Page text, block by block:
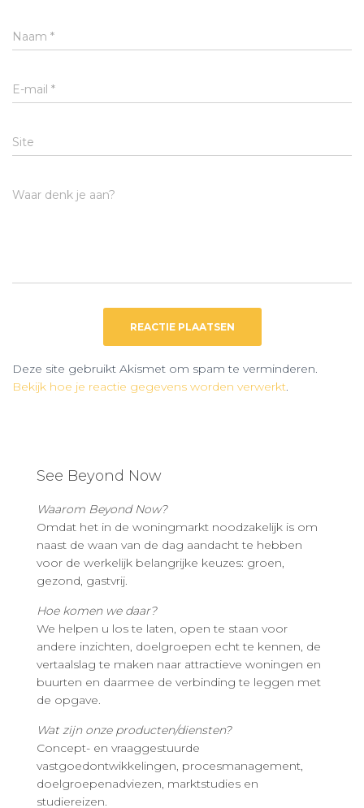
Naam *
E-mail *
Site
Waar denk je aan?
Deze site gebruikt Akismet om spam te verminderen.
Bekijk hoe je reactie gegevens worden verwerkt.
See Beyond Now
Waarom Beyond Now?
Omdat het in de woningmarkt noodzakelijk is om
naast de waan van de dag aandacht te hebben
voor de werkelijk belangrijke keuzes: groen,
gezond, gastvrij.
Hoe komen we daar?
We helpen u los te laten, open te staan voor
andere inzichten, doelgroepen echt te kennen, de
vertaalslag te maken naar attractieve woningen en
buurten en daarmee de verbinding te leggen met
de opgave.
Wat zijn onze producten/diensten?
Concept- en vraaggestuurde
vastgoedontwikkelingen, procesmanagement,
doelgroepenadviezen, marktstudies en
studiereizen.